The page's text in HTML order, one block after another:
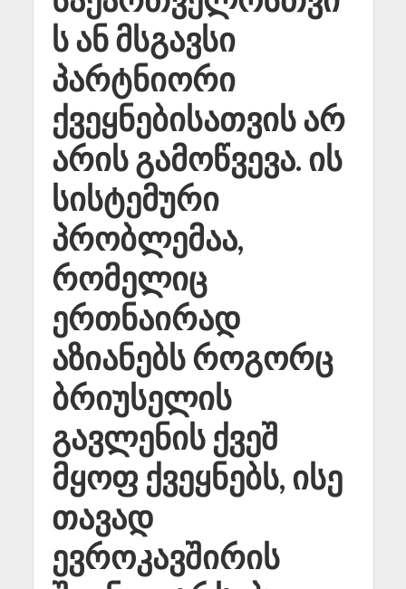
ს ან მსგავსი
პარტნიორი
ქვეყნებისათვის არ
არის გამოწვევა. ის
სისტემური
პრობლემაა,
რომელიც
ერთნაირად
აზიანებს როგორც
ბრიუსელის
გავლენის ქვეშ
მყოფ ქვეყნებს, ისე
თავად
ევროკავშირის